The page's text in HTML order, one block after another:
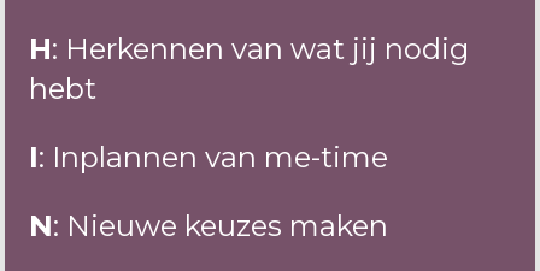
H: Herkennen van wat jij nodig
hebt
I: Inplannen van me-time
N: Nieuwe keuzes maken